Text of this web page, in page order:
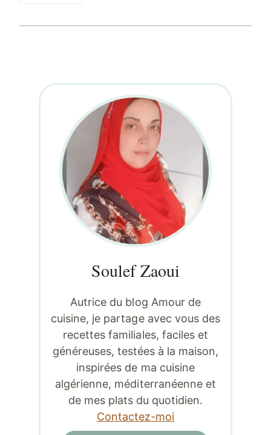
Soulef Zaoui
Autrice du blog Amour de
cuisine, je partage avec vous des
recettes familiales, faciles et
généreuses, testées à la maison,
inspirées de ma cuisine
algérienne, méditerranéenne et
de mes plats du quotidien.
Contactez-moi